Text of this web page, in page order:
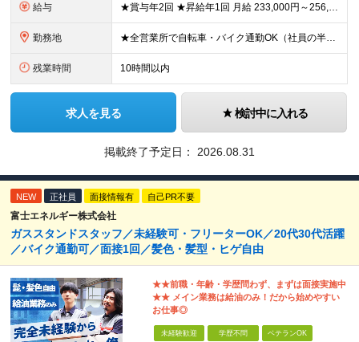
給与 ★賞与年2回 ★昇給年1回 月給 233,000円～256,000円 +（各種手当）+（賞与年2回） ※経験、能力等を考慮の上、決定！月収30万円以上も可能です ※経験者の方は優遇します ※3ヶ月の
勤務地 ★全営業所で自転車・バイク通勤OK（社員の半数がバイクで通勤） 【目黒営業所】 東京都目黒区目黒1-24-2 【五反田営業所】 東京都品川区大崎5-1-2 【中野営業所 新宿スタンド】 東京都中
残業時間 10時間以内
求人を見る 検討中に入れる
掲載終了予定日： 2026.08.31
NEW 正社員 面接情報有 自己PR不要
富士エネルギー株式会社
ガススタンドスタッフ／未経験可・フリーターOK／20代30代活躍
／バイク通勤可／面接1回／髪色・髪型・ヒゲ自由
★★前職・年齢・学歴問わず、まずは面接実施中
★★ メイン業務は給油のみ！だから始めやすい
お仕事◎
未経験歓迎 学歴不問 ベテランOK